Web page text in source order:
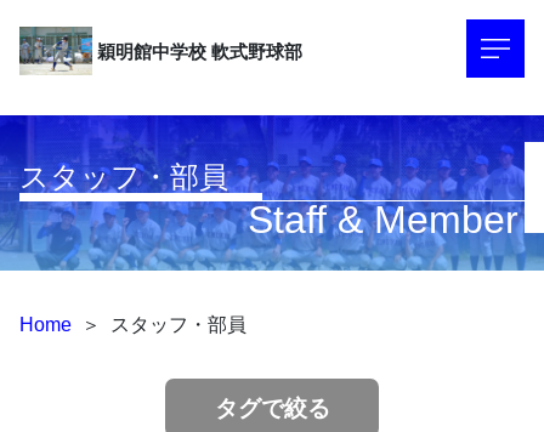
穎明館中学校 軟式野球部
スタッフ・部員
Staff & Member
Home ＞ スタッフ・部員
タグで絞る